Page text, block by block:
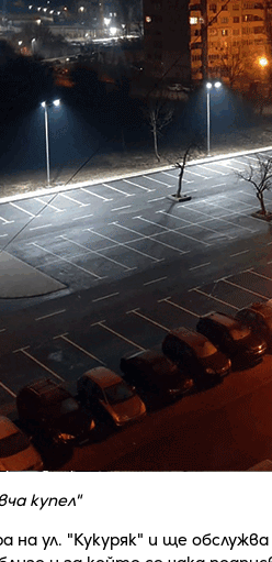
купел"
на ул. "Кукуряк" и ще